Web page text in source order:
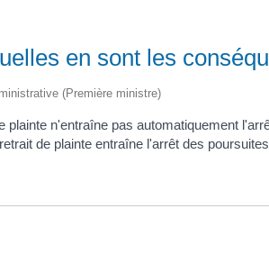
en sont les
(Première ministre)
n'entraîne pas automatiquement
de plainte entraîne l'arrêt des